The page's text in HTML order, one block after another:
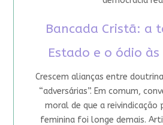
Bancada Cristã: a
Estado e o ódio
Crescem alianças entre
“adversárias”. Em comum,
moral de que a reivindicação
feminina foi longe demais.